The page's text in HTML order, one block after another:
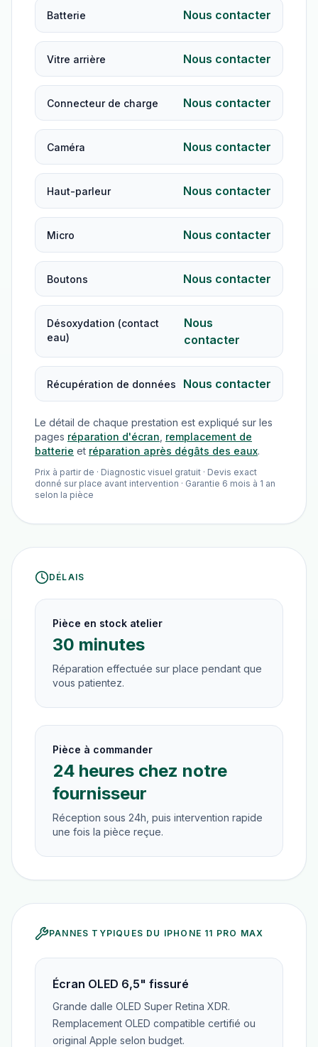
Batterie Nous contacter
Vitre arrière Nous contacter
Connecteur de charge Nous contacter
Caméra Nous contacter
Haut-parleur Nous contacter
Micro Nous contacter
Boutons Nous contacter
Désoxydation (contact
eau)
Nous
contacter
Récupération de données Nous contacter
Le détail de chaque prestation est expliqué sur les
pages réparation d'écran remplacement de
batterie et réparation après dégâts des eaux.
Prix à partir de · Diagnostic visuel gratuit · Devis exact
donné sur place avant intervention · Garantie 6 mois à 1 an
selon la pièce
DÉLAIS
Pièce en stock atelier
30 minutes
Réparation effectuée sur place pendant que
vous patientez.
Pièce à commander
24 heures chez notre
fournisseur
Réception sous 24h, puis intervention rapide
une fois la pièce reçue.
PANNES TYPIQUES DU IPHONE 11 PRO MAX
Écran OLED 6,5" fissuré
Grande dalle OLED Super Retina XDR.
Remplacement OLED compatible certifié ou
original Apple selon budget.